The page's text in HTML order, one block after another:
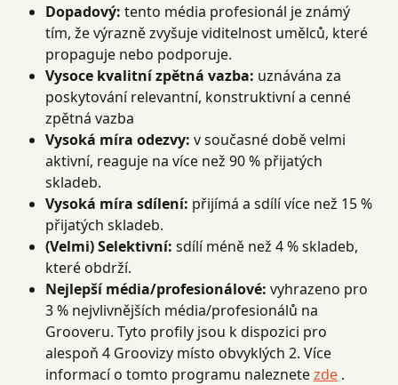
Dopadový: tento média profesionál je známý
tím, že výrazně zvyšuje viditelnost umělců, které
propaguje nebo podporuje.
Vysoce kvalitní zpětná vazba: uznávána za
poskytování relevantní, konstruktivní a cenné
zpětná vazba
Vysoká míra odezvy: v současné době velmi
aktivní, reaguje na více než 90 % přijatých
skladeb.
Vysoká míra sdílení: přijímá a sdílí více než 15 %
přijatých skladeb.
(Velmi) Selektivní: sdílí méně než 4 % skladeb,
které obdrží.
Nejlepší média/profesionálové: vyhrazeno pro
3 % nejvlivnějších média/profesionálů na
Grooveru. Tyto profily jsou k dispozici pro
alespoň 4 Groovizy místo obvyklých 2. Více
informací o tomto programu naleznete zde .